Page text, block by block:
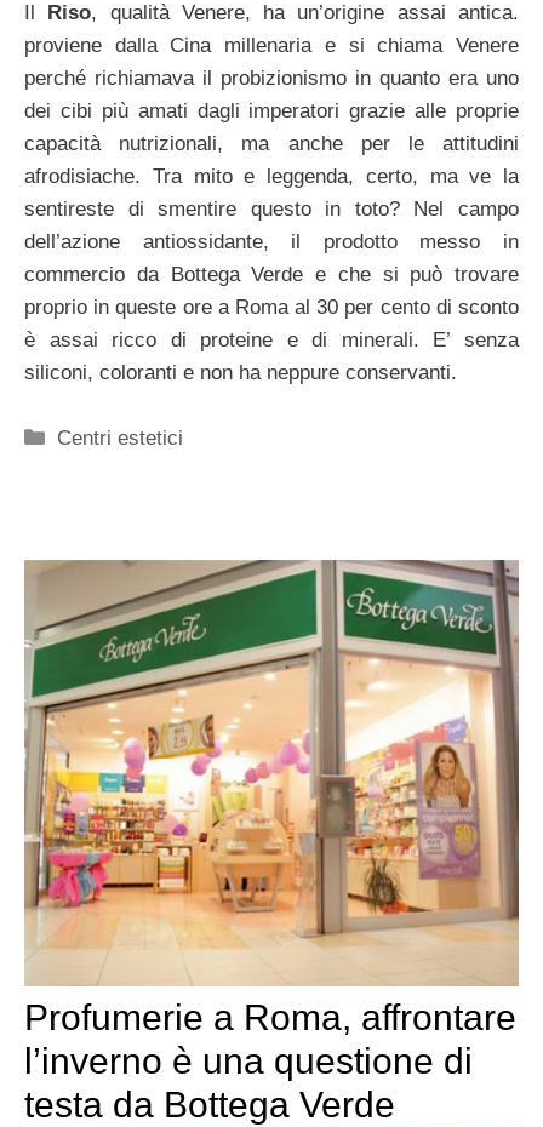
Riso, qualità Venere, ha un’origine assai antica.
proviene dalla Cina millenaria e si chiama Venere
perché richiamava il probizionismo in quanto era uno
dei cibi più amati dagli imperatori grazie alle proprie
capacità nutrizionali, ma anche per le attitudini
afrodisiache. Tra mito e leggenda, certo, ma ve la
sentireste di smentire questo in toto? Nel campo
dell’azione antiossidante, il prodotto messo in
commercio da Bottega Verde e che si può trovare
proprio in queste ore a Roma al 30 per cento di sconto
è assai ricco di proteine e di minerali. E’ senza
siliconi, coloranti e non ha neppure conservanti.
Categorie
Centri estetici
Profumerie a Roma, affrontare
l’inverno è una questione di
testa da Bottega Verde